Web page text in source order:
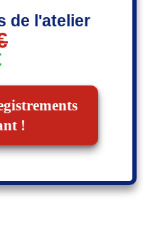
de l'atelier
!